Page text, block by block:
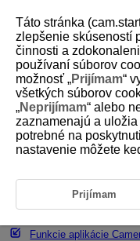
D101-145
Pripojenie k
Zapnutie funkcií
Pripojenie k smartfónu
prostredníctvom
Funkcie aplikácie
Táto stránka
zlepšenie skúseností
činnosti a
používaní súborov
možnosť „Prijímam“
všetkých súborov
„Neprijímam“ alebo
zaznamenajú a
potrebné na
nastavenie môžete
Prijímam